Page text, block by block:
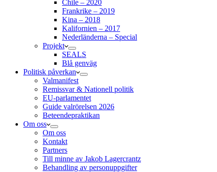
Chile – 2020
Frankrike – 2019
Kina – 2018
Kalifornien – 2017
Nederländerna – Special
Projekt
SEALS
Blå genväg
Politisk påverkan
Valmanifest
Remissvar & Nationell politik
EU-parlamentet
Guide valrörelsen 2026
Beteendepraktikan
Om oss
Om oss
Kontakt
Partners
Till minne av Jakob Lagercrantz
Behandling av personuppgifter